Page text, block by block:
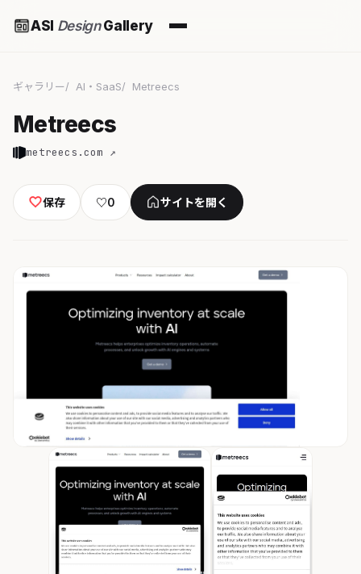
ASI DesignGallery
ギャラリー AI・SaaS Metreecs
Metreecs
metreecs.com ↗
保存 ♡0 サイトを開く